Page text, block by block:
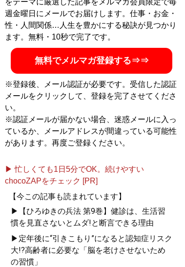
週金曜日にメールでお届けします。仕事・お金・
性・人間関係…人生を豊かにする秘訣が見つかり
ます。無料・10秒で完了です。
無料でメルマガ登録する⇒⇒
※登録後、メール認証が必要です。受信した認証
メールをクリックして、登録を完了させてくださ
い。
※認証メールが届かない場合、迷惑メールに入っ
ているか、メールアドレスが間違っている可能性
があります。再度ご登録ください。
▶ 忙しくても1日5分でOK。続けやすい
chocoZAPをチェック [PR]
【今この記事も読まれています】
▶【ひろゆきの兵法 第9巻】健診は、生活習
慣を見直さないとムダ!と断言できる理由
▶定年後に“引きこもり”になると認知症リスク
大!?高齢者に必要な「脳を老けさせないため
の習慣」